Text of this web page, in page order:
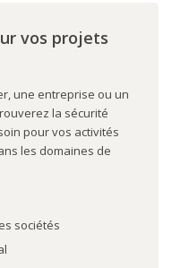
vos projets
une entreprise ou un
la sécurité
pour vos activités
les domaines de
sociétés